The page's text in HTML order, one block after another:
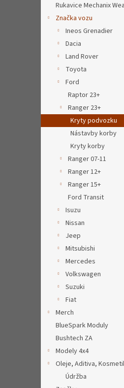
Rukavice Mechanix
Značka vozu
Ineos Grenadier
Dacia
Land Rover
Toyota
Ford
Raptor 23+
Ranger 23+
Kryty podvozku
Nástavby korby
Kryty korby
Ranger 07-11
Ranger 12+
Ranger 15+
Ford Transit
Isuzu
Nissan
Jeep
Mitsubishi
Mercedes
Volkswagen
Suzuki
Fiat
Merch
BlueSpark Moduly
Bushtech ZA
Modely 4x4
Oleje, Aditiva,
Údržba